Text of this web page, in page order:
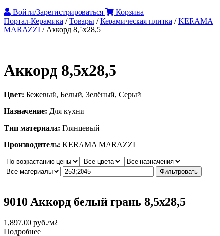
Войти/Зарегистрироваться
Корзина
Портал-Керамика /Товары /Керамическая плитка /KERAMA
MARAZZI / Аккорд 8,5х28,5
Аккорд 8,5х28,5
Цвет: Бежевый, Белый, Зелёный, Серый
Назначение: Для кухни
Тип материала: Глянцевый
Производитель: KERAMA MARAZZI
Фильтровать
9010 Аккорд белый грань 8,5х28,5
1,897.00 руб./м2
Подробнее